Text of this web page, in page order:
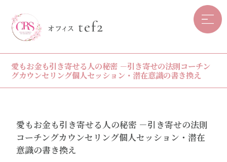
愛もお金も引き寄せる人の秘密 －引き寄せの法則コーチン
グカウンセリング個人セッション・潜在意識の書き換え
愛もお金も引き寄せる人の秘密 －引き寄せの法則
コーチングカウンセリング個人セッション・潜在
意識の書き換え